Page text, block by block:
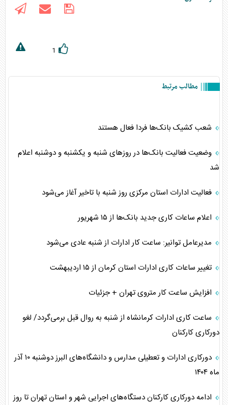
1
مطالب مرتبط
شعب کشیک بانک‌ها فردا فعال هستند
وضعیت فعالیت بانک‌ها در روز‌های شنبه و یکشنبه و دوشنبه اعلام
شد
فعالیت ادارات استان مرکزی روز شنبه با تاخیر آغاز می‌شود
اعلام ساعات کاری جدید بانک‌ها از ۱۵ شهریور
مدیرعامل توانیر: ساعت کار ادارات از شنبه عادی می‌شود
تغییر ساعات کاری ادارات استان کرمان از ۱۵ اردیبهشت
افزایش ساعت کار متروی تهران + جزئیات
ساعت کاری ادارات کرمانشاه از شنبه به روال قبل برمی‌گردد/ لغو
دورکاری کارکنان
دورکاری ادارات و تعطیلی مدارس و دانشگاه‌های البرز دوشنبه ۱۰ آذر
ماه ۱۴۰۴
ادامه دورکاری کارکنان دستگاه‌های اجرایی شهر و استان تهران تا روز